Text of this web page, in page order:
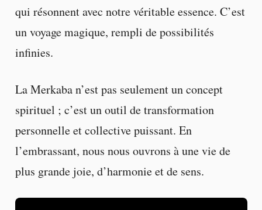
qui résonnent avec notre véritable essence. C’est
un voyage magique, rempli de possibilités
infinies.
La Merkaba n’est pas seulement un concept
spirituel ; c’est un outil de transformation
personnelle et collective puissant. En
l’embrassant, nous nous ouvrons à une vie de
plus grande joie, d’harmonie et de sens.